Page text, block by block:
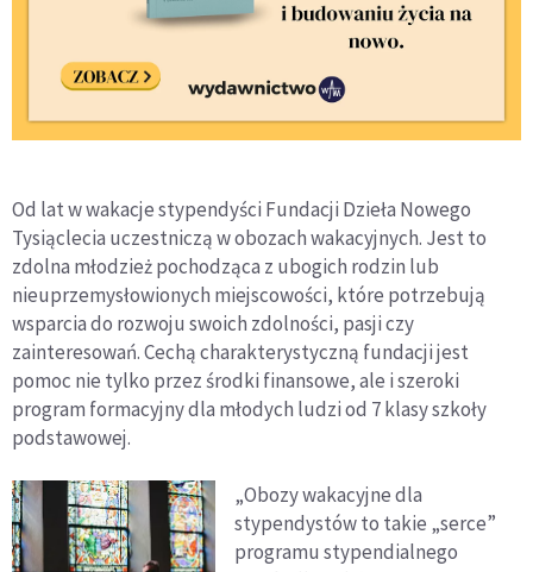
Od lat w wakacje stypendyści Fundacji Dzieła Nowego
Tysiąclecia uczestniczą w obozach wakacyjnych. Jest to
zdolna młodzież pochodząca z ubogich rodzin lub
nieuprzemysłowionych miejscowości, które potrzebują
wsparcia do rozwoju swoich zdolności, pasji czy
zainteresowań. Cechą charakterystyczną fundacji jest
pomoc nie tylko przez środki finansowe, ale i szeroki
program formacyjny dla młodych ludzi od 7 klasy szkoły
podstawowej.
„Obozy wakacyjne dla
stypendystów to takie „serce”
programu stypendialnego